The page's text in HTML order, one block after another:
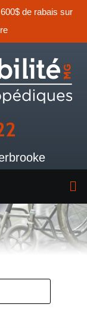
de rabais sur